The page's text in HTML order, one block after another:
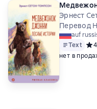
Эрнест
Перевод
auf
Text
нет в